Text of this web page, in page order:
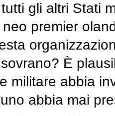
gli altri Stati
premier
È
militare abbia
abbia mai